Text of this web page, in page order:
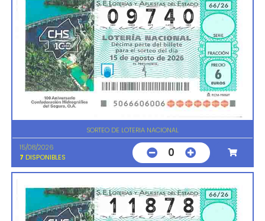
SORTEO DE LOTERIA NACIONAL
15/08/2026
7 DISPONIBLES 0